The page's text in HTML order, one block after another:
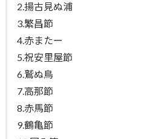
2.揚古見ぬ浦
3.繁昌節
4.赤またー
5.祝安里屋節
6.鷲ぬ鳥
7.高那節
8.赤馬節
9.鶴亀節